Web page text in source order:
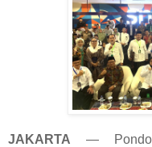
JAKARTA — Pondok